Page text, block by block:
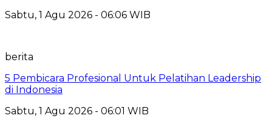
Sabtu, 1 Agu 2026 - 06:06 WIB
berita
5 Pembicara Profesional Untuk Pelatihan Leadership
di Indonesia
Sabtu, 1 Agu 2026 - 06:01 WIB